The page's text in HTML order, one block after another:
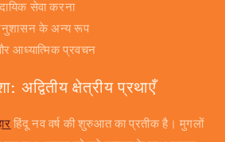
सेवा करना
के अन्य रूप
आध्यात्मिक प्रवचन
अद्वितीय क्षेत्रीय प्रथाएँ
हिंदू नव वर्ष की शुरुआत का प्रतीक है। मुगलों